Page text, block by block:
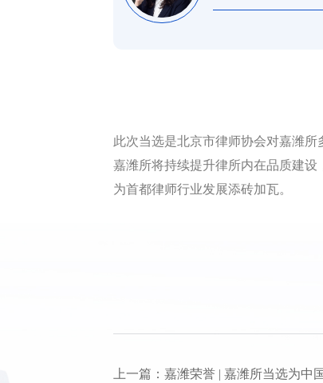
此次当选是北京市律师协会对嘉潍
嘉潍所将持续提升律所内在品质建设
为首都律师行业发展添砖加瓦。
上一篇：嘉潍荣誉 | 嘉潍所当选为